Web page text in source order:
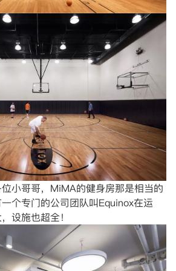
小哥哥，MiMA的健身房那是相当的
个专门的公司团队叫Equinox在运
设施也超全！